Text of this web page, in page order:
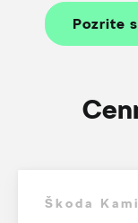
Pozrite
Škoda